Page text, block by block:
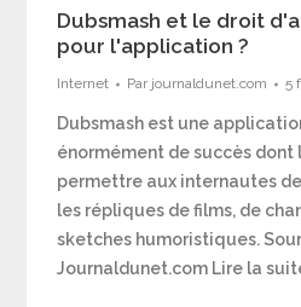
Dubsmash et le droit
pour l'application ?
Internet Par journaldunet.com 5
Dubsmash est une
énormément de succès dont
permettre aux internautes
les répliques de films, de
sketches humoristiques.
Journaldunet.com Lire la